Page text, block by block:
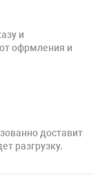
и
офрмления и
доставит
разгрузку.